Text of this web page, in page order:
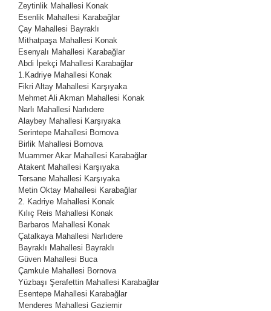
Zeytinlik Mahallesi Konak
Esenlik Mahallesi Karabağlar
Çay Mahallesi Bayraklı
Mithatpaşa Mahallesi Konak
Esenyalı Mahallesi Karabağlar
Abdi İpekçi Mahallesi Karabağlar
1.Kadriye Mahallesi Konak
Fikri Altay Mahallesi Karşıyaka
Mehmet Ali Akman Mahallesi Konak
Narlı Mahallesi Narlıdere
Alaybey Mahallesi Karşıyaka
Serintepe Mahallesi Bornova
Birlik Mahallesi Bornova
Muammer Akar Mahallesi Karabağlar
Atakent Mahallesi Karşıyaka
Tersane Mahallesi Karşıyaka
Metin Oktay Mahallesi Karabağlar
2. Kadriye Mahallesi Konak
Kılıç Reis Mahallesi Konak
Barbaros Mahallesi Konak
Çatalkaya Mahallesi Narlıdere
Bayraklı Mahallesi Bayraklı
Güven Mahallesi Buca
Çamkule Mahallesi Bornova
Yüzbaşı Şerafettin Mahallesi Karabağlar
Esentepe Mahallesi Karabağlar
Menderes Mahallesi Gaziemir